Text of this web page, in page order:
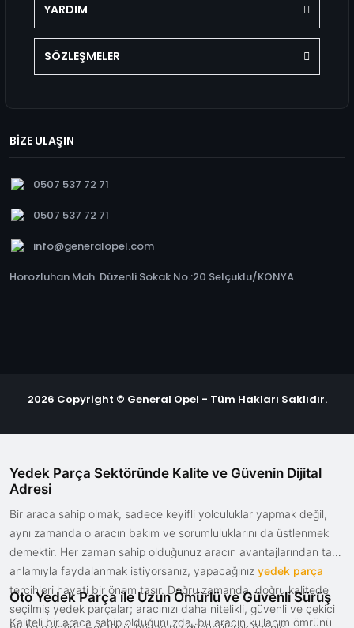
YARDIM
SÖZLEŞMELER
BİZE ULAŞIN
0507 537 72 71
0507 537 72 71
info@generalopel.com
Horozluhan Mah. Düzenli Sokak No.:20 Selçuklu/KONYA
2026 Copyright © General Opel - Tüm Hakları Saklıdır.
Yedek Parça Sektöründe Kalite ve Güvenin Dijital
Adresi
Bir araca sahip olmak, sadece keyifli yolculuklar yapmak değil,
aynı zamanda o aracın bakım ve sorumluluklarını da üstlenmek
demektir. Her zaman sahip olduğunuz aracın avantajlarından tam
anlamıyla faydalanmak istiyorsanız, yapacağınız yedek parça
tercihleri hayati bir önem taşır. Doğru zamanda, doğru kalitede
seçilmiş yedek parçalar; aracınızı daha nitelikli, güvenli ve çekici
Oto Yedek Parça ile Uzun Ömürlü ve Güvenli Sürüş
Kaliteli bir araca sahip olduğunuzda, bu aracın kullanım ömrünü